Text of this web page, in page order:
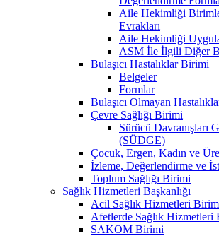
Aile Hekimliği
Evrakları
Aile Hekimliği
ASM İle İlgili Diğer
Bulaşıcı Hastalıklar Birimi
Belgeler
Formlar
Bulaşıcı Olmayan
Çevre Sağlığı Birimi
Sürücü Davranışları
(SÜDGE)
Çocuk, Ergen, Kadın ve
İzleme, Değerlendirme ve
Toplum Sağlığı Birimi
Sağlık Hizmetleri Başkanlığı
Acil Sağlık Hizmetleri
Afetlerde Sağlık Hizmetleri
SAKOM Birimi